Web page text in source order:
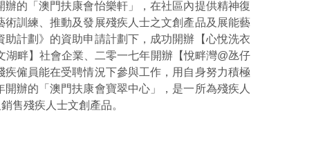
的「澳門扶康會怡樂軒」，在社區內提供精神復
訓練、推動及發展殘疾人士之文創產品及展能藝
計劃》的資助申請計劃下，成功開辦【心悅洗衣
畔】社會企業、二零一七年開辦【悅畔灣@氹仔
僱員能在受聘情況下參與工作，用自身努力積極
辦的「澳門扶康會寶翠中心」，是一所為殘疾人
售殘疾人士文創產品。